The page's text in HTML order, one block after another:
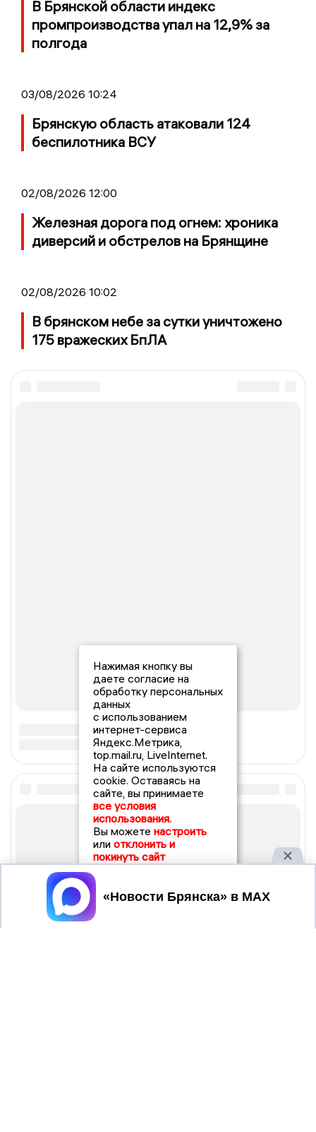
В Брянской области индекс
промпроизводства упал на 12,9% за
полгода
03/08/2026 10:24
Брянскую область атаковали 124
беспилотника ВСУ
02/08/2026 12:00
Железная дорога под огнем: хроника
диверсий и обстрелов на Брянщине
02/08/2026 10:02
В брянском небе за сутки уничтожено
175 вражеских БпЛА
Нажимая кнопку вы
даете согласие на
обработку персональных
данных
с использованием
интернет-сервиса
Яндекс.Метрика,
top.mail.ru, LiveInternet.
На сайте используются
cookie. Оставаясь на
сайте, вы принимаете
все условия
использования.
Вы можете настроить
или отклонить и
покинуть сайт
Принять